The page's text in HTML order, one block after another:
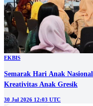
EKBIS
Semarak Hari Anak
Kreativitas Anak Gresik
30 Jul 2026 12:03 UTC